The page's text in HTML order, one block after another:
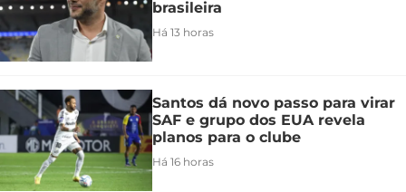
brasileira
Há 13 horas
Santos dá novo passo para virar
SAF e grupo dos EUA revela
planos para o clube
Há 16 horas